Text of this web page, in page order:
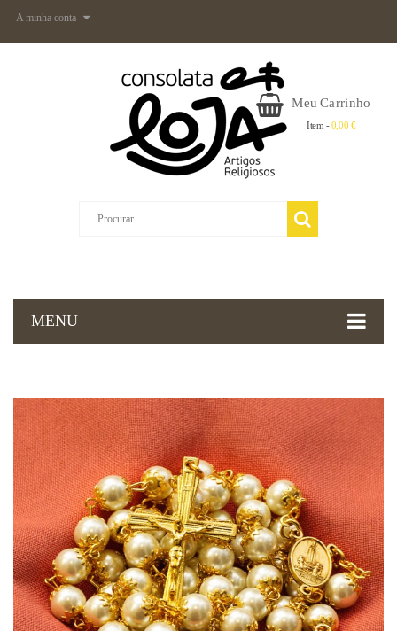
A minha conta
Meu Carrinho
Item - 0,00 €
MENU